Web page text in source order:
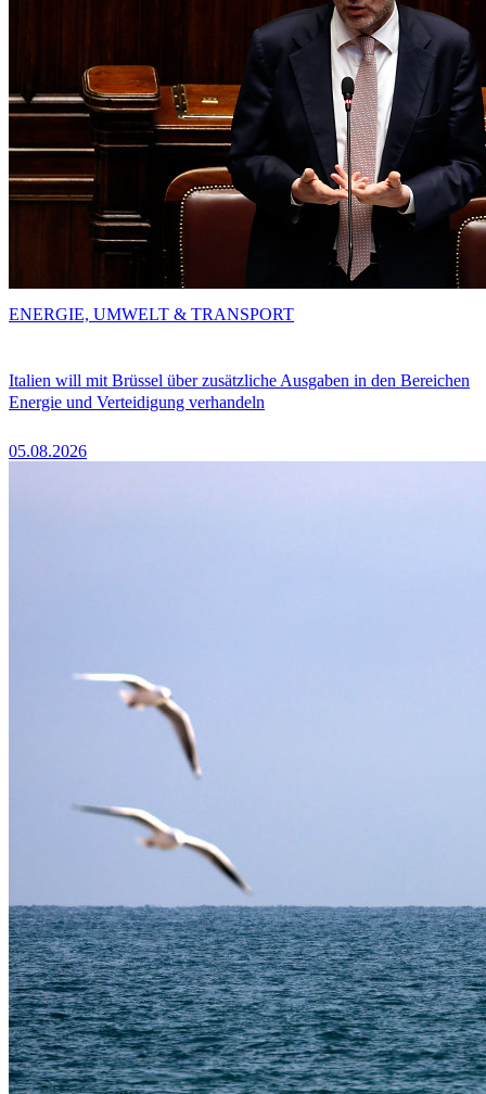
Italien will mit Brüssel über zusätzliche Ausgaben in den Bereichen
Energie und Verteidigung verhandeln
05.08.2026
ENERGIE, UMWELT & TRANSPORT